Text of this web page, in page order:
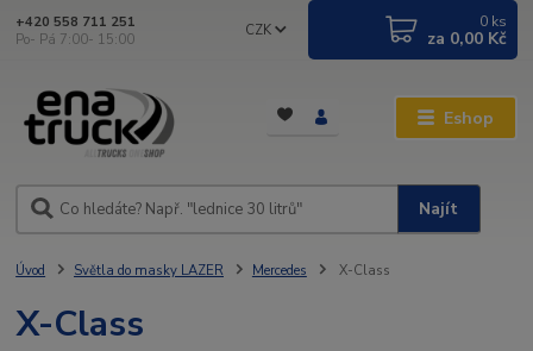
Eshop
CZK
Najít
+420 558 711 251
Po- Pá 7:00- 15:00
0 ks
za 0,00 Kč
Úvod Světla do masky LAZER Mercedes X-Class
X-Class